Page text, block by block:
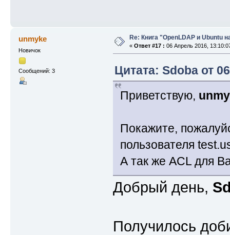
unmyke
Новичок
Сообщений: 3
Re: Книга "OpenLDAP и Ubuntu
« Ответ #17 : 06 Апрель 2016,
Цитата: Sdoba от
Приветствую,
Покажите,
пользователя
А так же ACL для
Добрый день,
Получилось